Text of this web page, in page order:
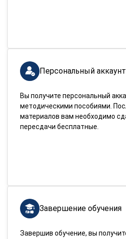
Персональный аккаунт
Вы получите персональный
методическими пособиями.
материалов вам необходимо
пересдачи бесплатные.
Завершение обучения
Завершив обучение, вы